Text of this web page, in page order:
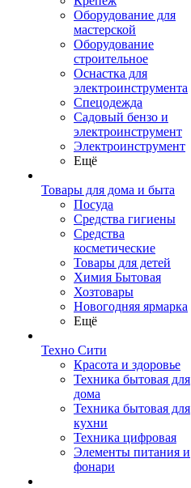
Оборудование для
мастерской
Оборудование
строительное
Оснастка для
электроинструмента
Спецодежда
Садовый бензо и
электроинструмент
Электроинструмент
Ещё
Товары для дома и быта
Посуда
Средства гигиены
Средства
косметические
Товары для детей
Химия Бытовая
Хозтовары
Новогодняя ярмарка
Ещё
Техно Сити
Красота и здоровье
Техника бытовая для
дома
Техника бытовая для
кухни
Техника цифровая
Элементы питания и
фонари